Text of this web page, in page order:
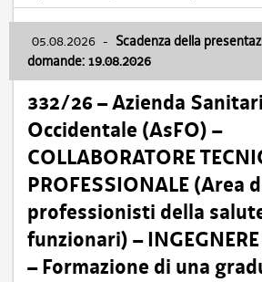
05.08.2026 - Scadenza della
domande: 19.08.2026
332/26 – Azienda
Occidentale (AsFO) –
COLLABORATORE
PROFESSIONALE (Area
professionisti della
funzionari) –
– Formazione di una